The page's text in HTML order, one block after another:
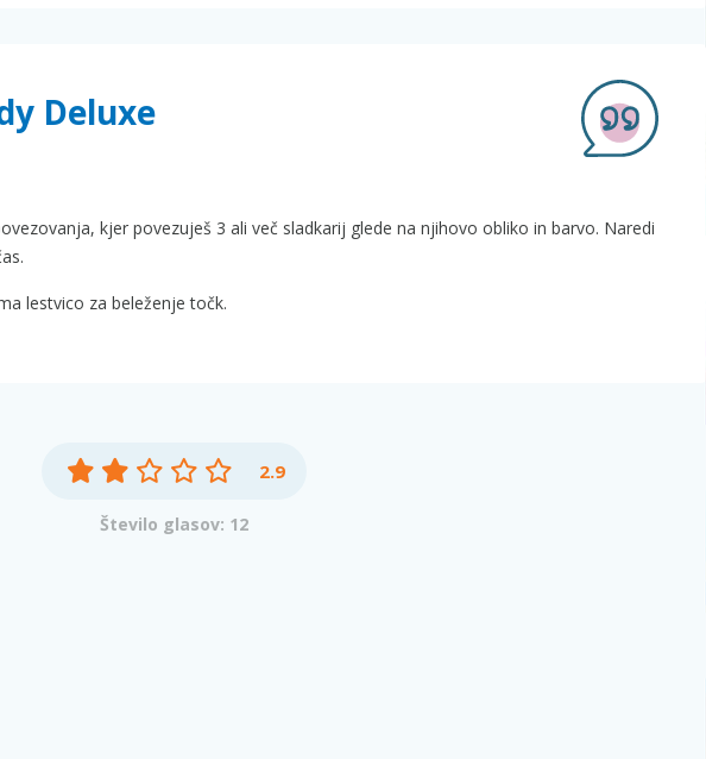
Deluxe
kjer povezuješ 3 ali več sladkarij glede na njihovo obliko in barvo. Naredi
lestvico za beleženje točk.
2.9
Število glasov: 12